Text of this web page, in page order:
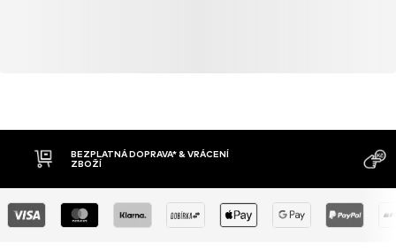
BEZPLATNÁ DOPRAVA* & VRÁCENÍ
ZBOŽÍ